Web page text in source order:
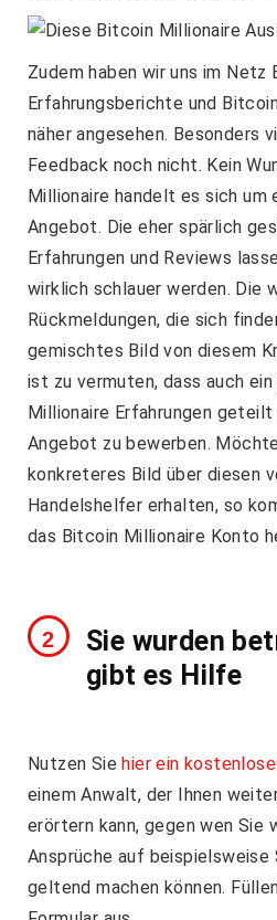
Zudem haben wir uns im Netz
Erfahrungsberichte und
näher angesehen. Besonders
Feedback noch nicht. Kein
Millionaire handelt es sich um
Angebot. Die eher spärlich
Erfahrungen und Reviews
wirklich schlauer werden. Die
Rückmeldungen, die sich
gemischtes Bild von diesem
ist zu vermuten, dass auch
Millionaire Erfahrungen geteilt
Angebot zu bewerben.
konkreteres Bild über diesen
Handelshelfer erhalten, so
das Bitcoin Millionaire Konto
Sie wurden
gibt es Hilfe
Nutzen Siehier ein
einem Anwalt, der Ihnen
erörtern kann, gegen wen Sie
Ansprüche auf beispielsweise
geltend machen können.